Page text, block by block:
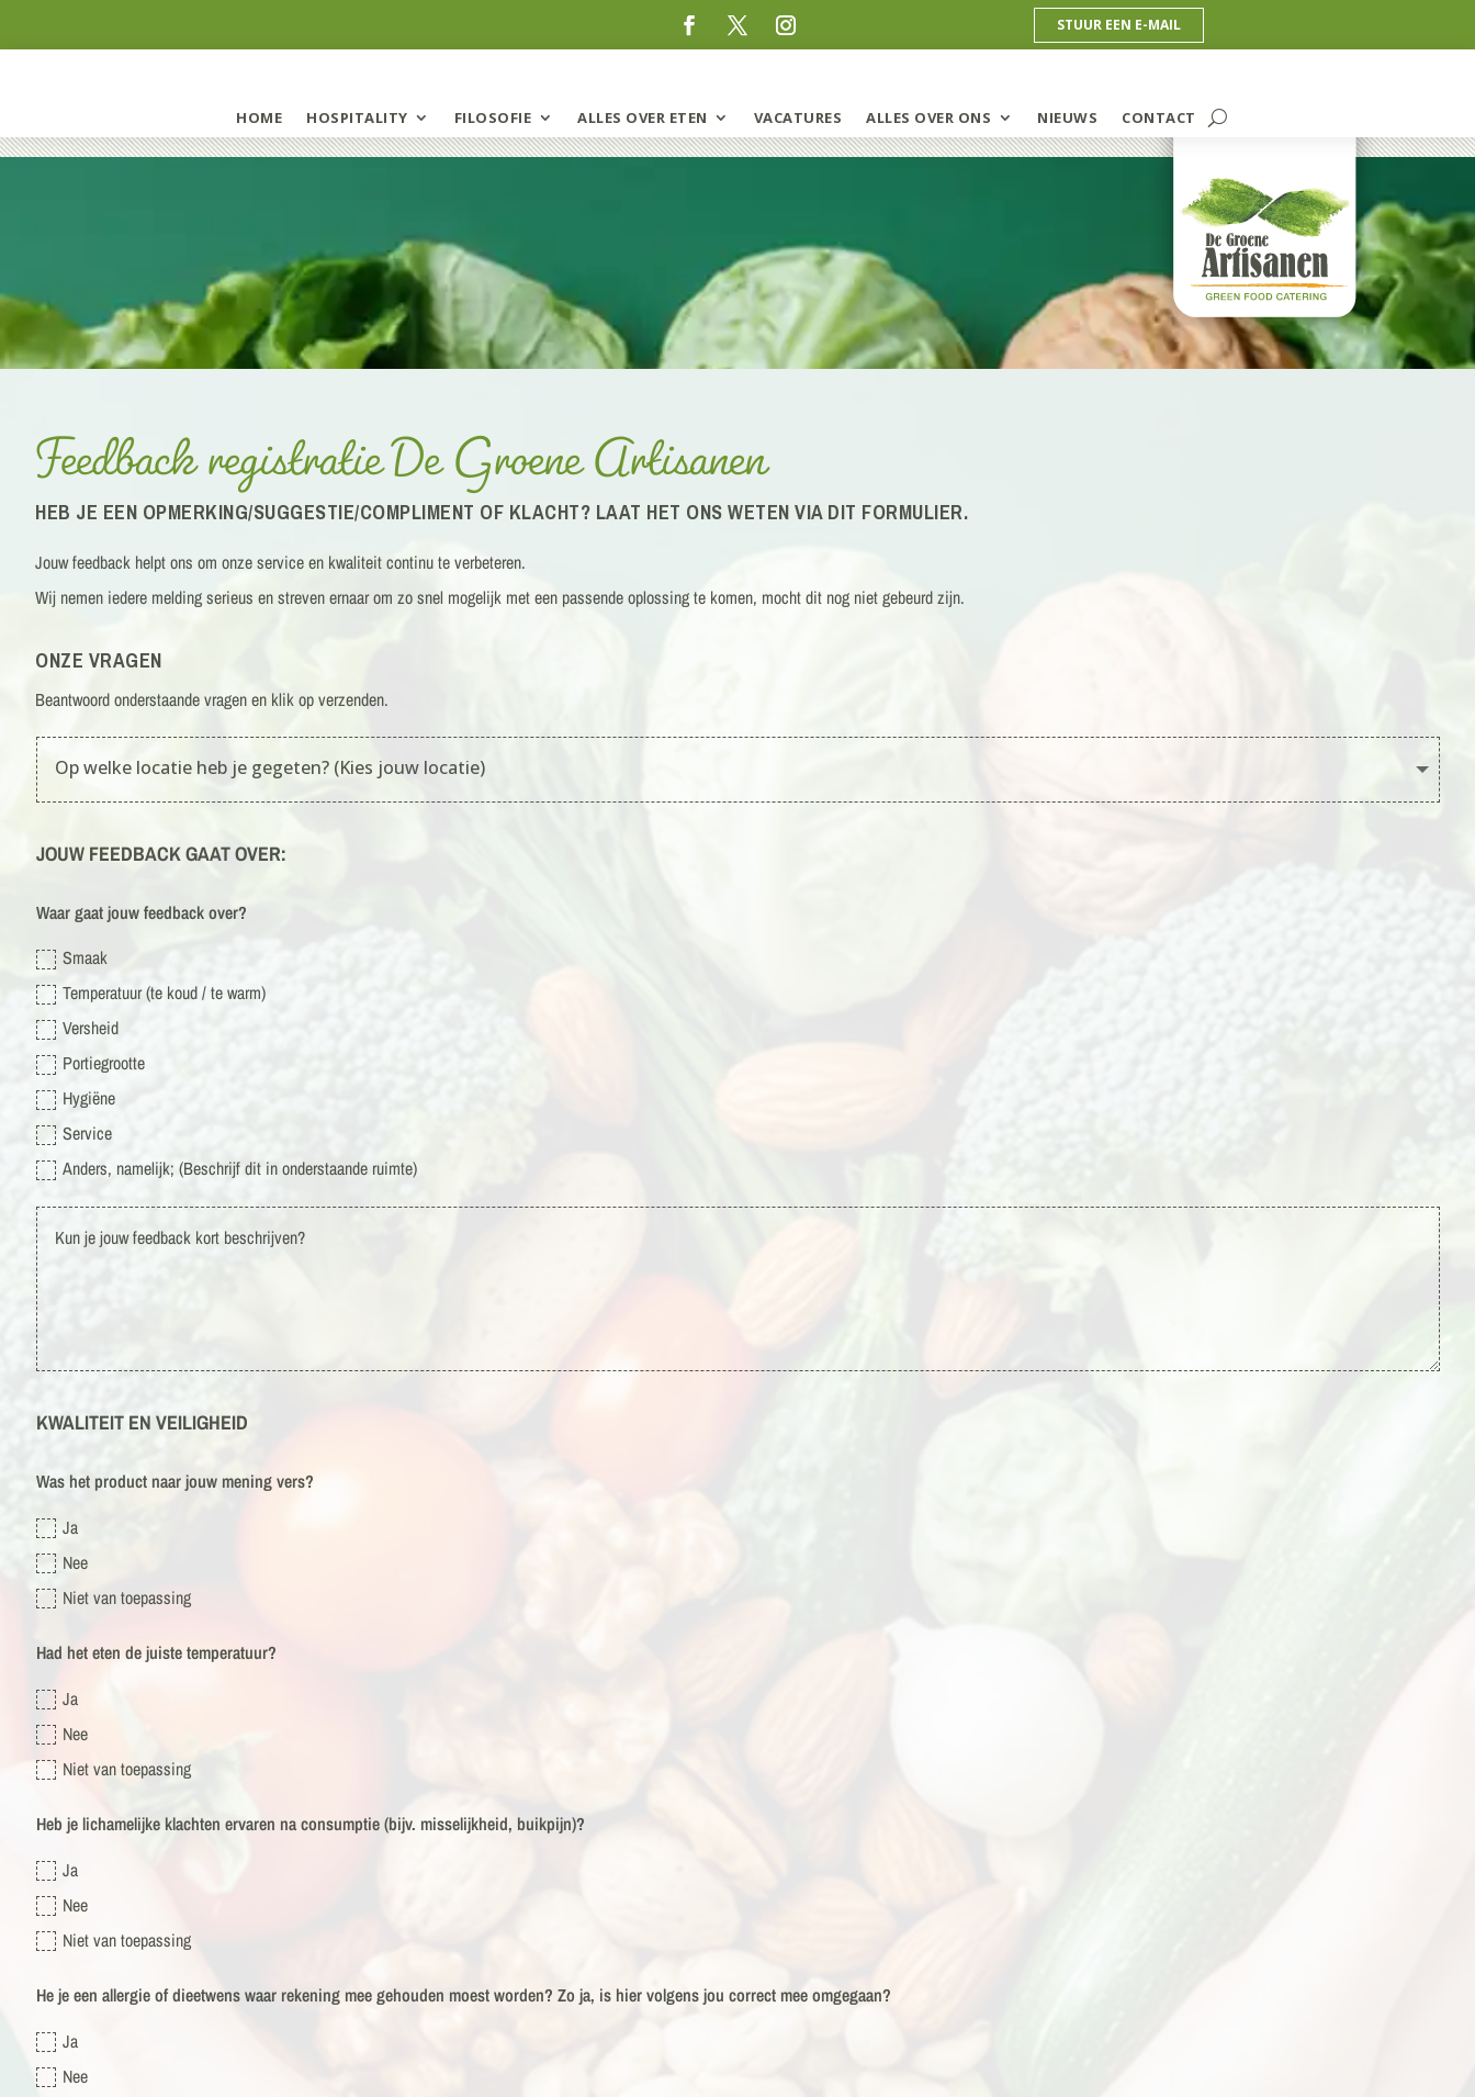
STUUR EEN E-MAIL
HOME HOSPITALITY FILOSOFIE ALLES OVER ETEN VACATURES ALLES OVER ONS NIEUWS CONTACT
Feedback registratie De Groene Artisanen
HEB JE EEN OPMERKING/SUGGESTIE/COMPLIMENT OF KLACHT? LAAT HET ONS WETEN VIA DIT FORMULIER.
Jouw feedback helpt ons om onze service en kwaliteit continu te verbeteren.
Wij nemen iedere melding serieus en streven ernaar om zo snel mogelijk met een passende oplossing te komen, mocht dit nog niet gebeurd zijn.
ONZE VRAGEN
Beantwoord onderstaande vragen en klik op verzenden.
JOUW FEEDBACK GAAT OVER:
Waar gaat jouw feedback over?
Smaak
Temperatuur (te koud / te warm)
Versheid
Portiegrootte
Hygiëne
Service
Anders, namelijk; (Beschrijf dit in onderstaande ruimte)
KWALITEIT EN VEILIGHEID
Was het product naar jouw mening vers?
Ja
Nee
Niet van toepassing
Had het eten de juiste temperatuur?
Ja
Nee
Niet van toepassing
Heb je lichamelijke klachten ervaren na consumptie (bijv. misselijkheid, buikpijn)?
Ja
Nee
Niet van toepassing
He je een allergie of dieetwens waar rekening mee gehouden moest worden? Zo ja, is hier volgens jou correct mee omgegaan?
Ja
Nee